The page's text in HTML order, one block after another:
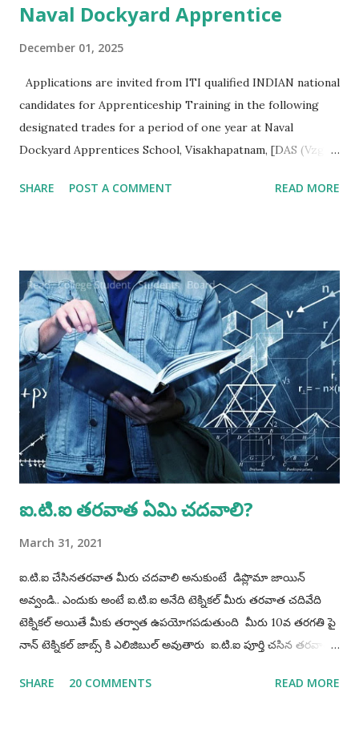
Naval Dockyard Apprentice
December 01, 2025
Applications are invited from ITI qualified INDIAN national
candidates for Apprenticeship Training in the following
designated trades for a period of one year at Naval
Dockyard Apprentices School, Visakhapatnam, [DAS (Vzg)]
accordance with Apprentices Act 1961 read ni conjunction
restriction for apprenticeship training as per Ministry of
Skill Development and Entrepreneurship (MSDE) office
memorandum No. F.No. MSDE-14(03)/2021 AP-(PMU) dated
20 Dec 21. Minimum age is 14 years and for hazardous
trades ti is 18 years according to 'The Apprentices Act 1961.
Accordingly, candidates born on or before 02 May 2012 are
eligible for non- hazardous trades and candidates born on
or before 02 May 2008 are eligible for hazardous trades.
Procedure for Applying...
SHARE POST A COMMENT READ MORE
ఐ.టి.ఐ తరవాత ఏమి చదవాలి?
March 31, 2021
ఐ.టి.ఐ చేసినతరవాత మీరు చదవాలి అనుకుంటే డిప్లొమా జాయిన్
అవ్వండి.. ఎందుకు అంటే ఐ.టి.ఐ అనేది టెక్నికల్ మీరు తరవాత చదివేది
టెక్నికల్ అయితే మీకు తర్వాత ఉపయోగపడుతుంది మీరు 10వ తరగతి పై
నాన్ టెక్నికల్ జాబ్స్ కి ఎలిజిబుల్ అవుతారు ఐ.టి.ఐ పూర్తి చసిన తరవాత
1) మధ్యతరగతి వాళ్ళు : వీళ్ళు ఏదయినా పని చేస్కుంటూ చదువుకోవాలి (
SHARE 20 COMMENTS READ MORE